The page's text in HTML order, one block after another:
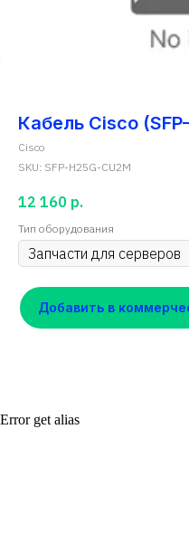
Кабель Cisco
Cisco
SKU: SFP-H25G-CU2M
12 160 р.
Тип оборудования
Добавить в
Error get alias